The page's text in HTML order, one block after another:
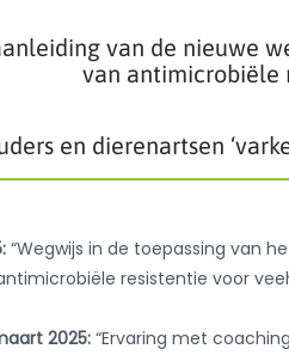
van de nieuwe
van antimicrobiële
en dierenartsen
“Wegwijs in de toepassing van
resistentie voor
2025: “Ervaring met